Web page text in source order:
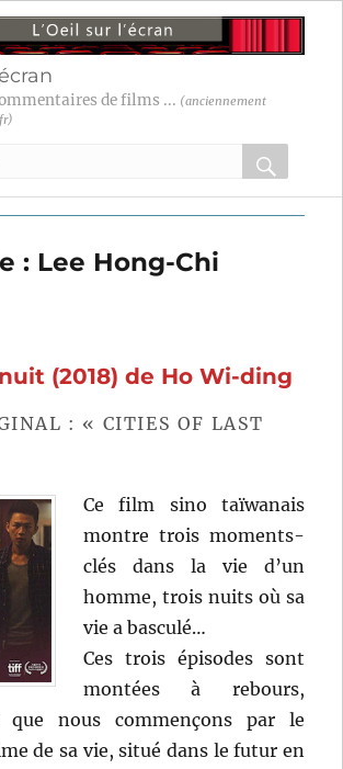
de films ... (anciennement
OK
: Lee Hong-Chi
(2018) de Ho Wi-ding
: « CITIES OF LAST
Ce film sino taïwanais
montre trois moments-
clés dans la vie d’un
homme, trois nuits où sa
vie a basculé…
Ces trois épisodes sont
montées à rebours,
que nous commençons par le
de sa vie, situé dans le futur en